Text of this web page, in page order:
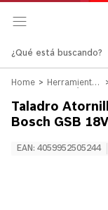
Herramientas
Taladro
Bosch GSB
EAN : 4059952505244